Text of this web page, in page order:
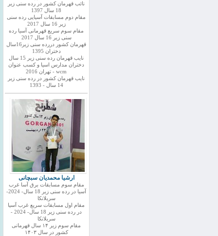
نائب قهرمان کشور در رده سنی زیر
18 سال 1397
مقام دوم مسابقات آسیایی رده سنی
زیر 16 سال 2017
مقام سوم سریع قهرمانی آسیا رده
سنی زیر 16 سال 2017
قهرمان کشور دررده سنی زیر16سال
دختران 1395
نایب قهرمان رده سنی زیر 15 سال
دختران مدارس اسیا و کسب عنوان
wcm - تهران 2016
نایب قهرمان کشور در رده سنی زیر
14 سال - 1393
ارشیا محمدیان سبچانی
مقام سوم مسابقات برق آسا غرب
آسیا در رده سنی زیر 18 سال- 2024-
سریلانکا
مقام اول مسابقات سریع غرب آسیا
در رده سنی زیر 18 سال- 2024 -
سریلانکا
مقام سوم زیر ۱۴ سال قهرمانی
کشور در سال ۱۴۰۳